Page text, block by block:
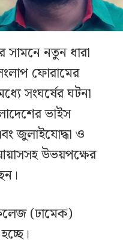
সামনে নতুন ধারা
ফোরামের
সংঘর্ষের ঘটনা
ভাইস
জুলাইযোদ্ধা ও
উভয়পক্ষের
(ঢামেক)